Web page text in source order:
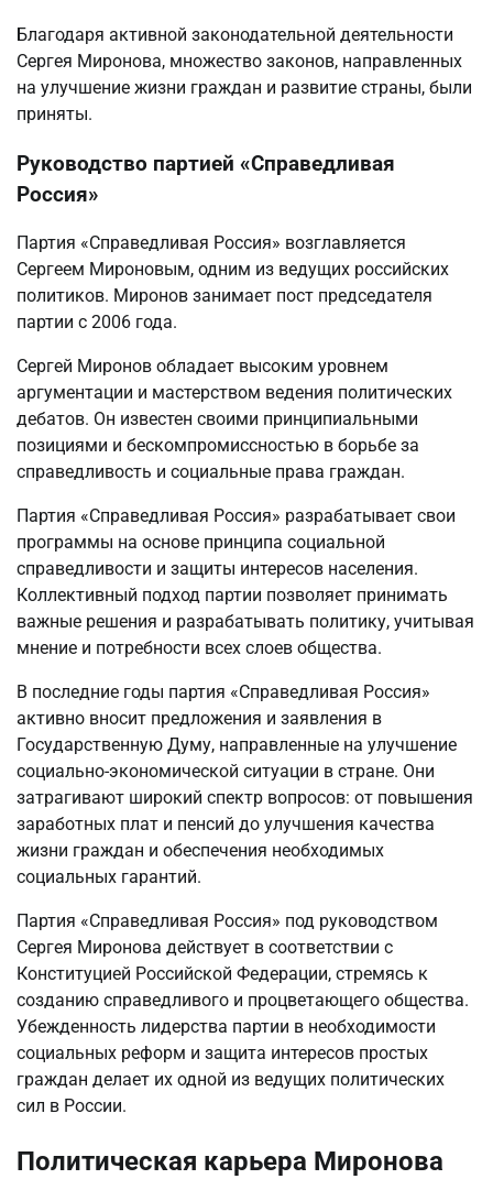
Благодаря активной законодательной деятельности
Сергея Миронова, множество законов, направленных
на улучшение жизни граждан и развитие страны, были
приняты.
Руководство партией «Справедливая
Россия»
Партия «Справедливая Россия» возглавляется
Сергеем Мироновым, одним из ведущих российских
политиков. Миронов занимает пост председателя
партии с 2006 года.
Сергей Миронов обладает высоким уровнем
аргументации и мастерством ведения политических
дебатов. Он известен своими принципиальными
позициями и бескомпромиссностью в борьбе за
справедливость и социальные права граждан.
Партия «Справедливая Россия» разрабатывает свои
программы на основе принципа социальной
справедливости и защиты интересов населения.
Коллективный подход партии позволяет принимать
важные решения и разрабатывать политику, учитывая
мнение и потребности всех слоев общества.
В последние годы партия «Справедливая Россия»
активно вносит предложения и заявления в
Государственную Думу, направленные на улучшение
социально-экономической ситуации в стране. Они
затрагивают широкий спектр вопросов: от повышения
заработных плат и пенсий до улучшения качества
жизни граждан и обеспечения необходимых
социальных гарантий.
Партия «Справедливая Россия» под руководством
Сергея Миронова действует в соответствии с
Конституцией Российской Федерации, стремясь к
созданию справедливого и процветающего общества.
Убежденность лидерства партии в необходимости
социальных реформ и защита интересов простых
граждан делает их одной из ведущих политических
сил в России.
Политическая карьера Миронова